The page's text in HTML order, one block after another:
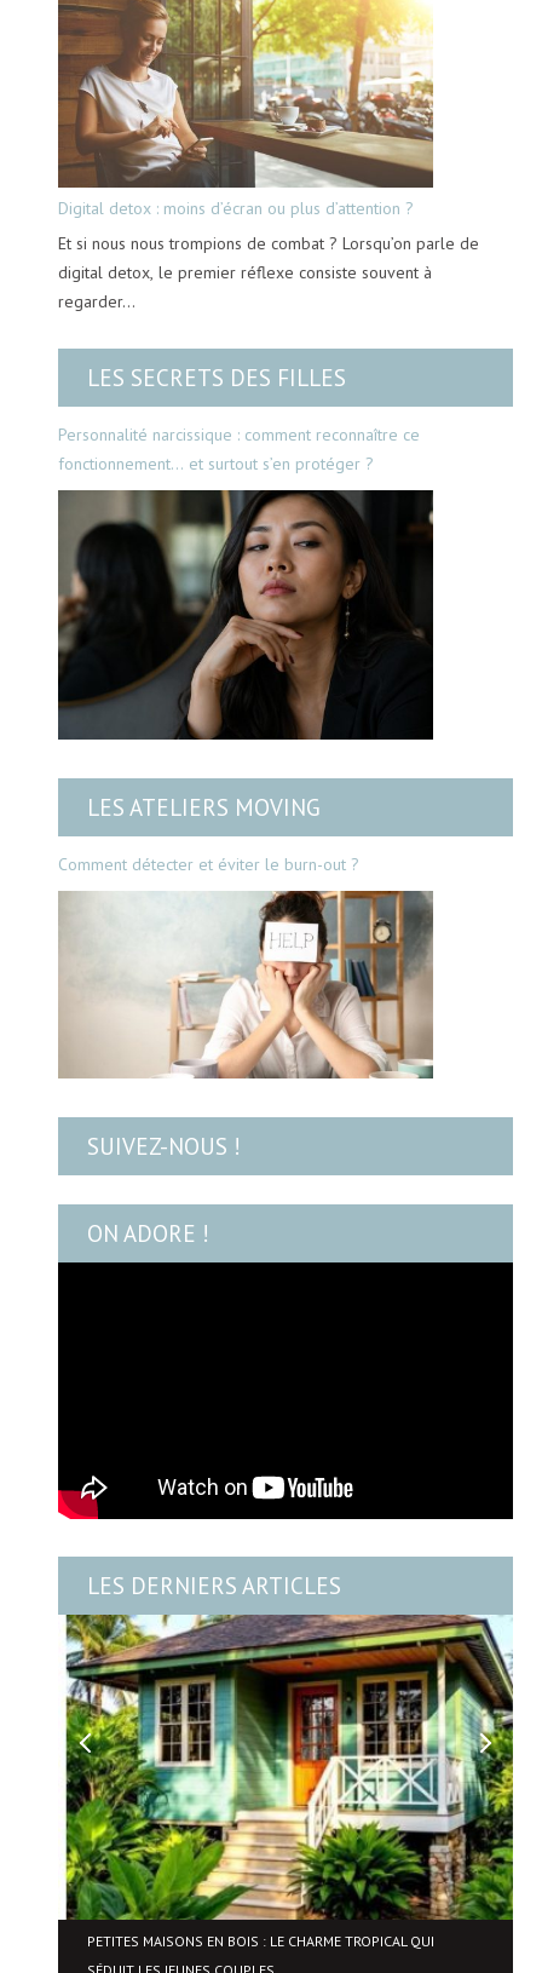
Digital detox : moins d’écran ou plus d’attention ?
Et si nous nous trompions de combat ? Lorsqu’on parle de
digital detox, le premier réflexe consiste souvent à
regarder…
LES SECRETS DES FILLES
Personnalité narcissique : comment reconnaître ce
fonctionnement… et surtout s’en protéger ?
LES ATELIERS MOVING
Comment détecter et éviter le burn-out ?
SUIVEZ-NOUS !
ON ADORE !
LES DERNIERS ARTICLES
PETITES MAISONS EN BOIS : LE CHARME TROPICAL QUI